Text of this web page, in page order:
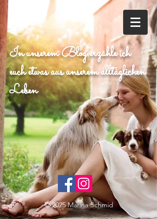
In unserem Blog erzähle ich
euch etwas aus unserem alltäglichen
Leben
© 2025 Marina Schmid